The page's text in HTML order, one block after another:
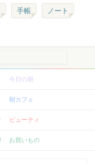
手帳 ノート
今日の朝
朝カフェ
ビューティ
お買いもの